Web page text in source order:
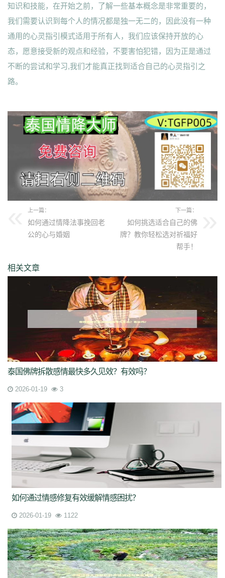
知识和技能，在开始之前，了解一些基本概念是非常重要的，
我们需要认识到每个人的情况都是独一无二的，因此没有一种
通用的心灵指引模式适用于所有人，我们应该保持开放的心
态，愿意接受新的观点和经验，不要害怕犯错，因为正是通过
不断的尝试和学习,我们才能真正找到适合自己的心灵指引之
路。
上一篇：
如何通过情降法事挽回老
公的心与婚姻
下一篇：
如何挑选适合自己的佛
牌？教你轻松选对祈福好
帮手！
相关文章
泰国佛牌拆散感情最快多久见效？有效吗？
2026-01-19 3
如何通过情感修复有效缓解情感困扰？
2026-01-19 1122